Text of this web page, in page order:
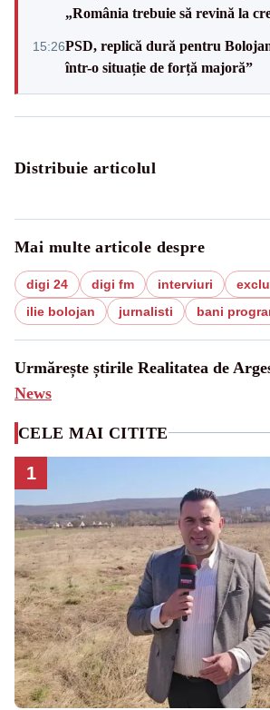
„România trebuie să revină la
15:26PSD, replică dură pentru
într-o situație de forță majoră”
Distribuie articolul
Mai multe articole despre
digi 24 digi fm interviuri
ilie bolojan
jurnalisti bani
Urmărește știrile Realitatea de
News
CELE MAI CITITE
1